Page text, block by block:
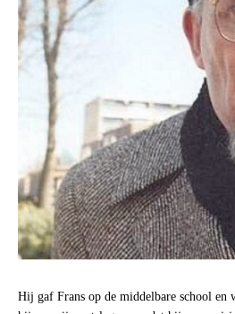
Hij gaf Frans op de middelbare school en